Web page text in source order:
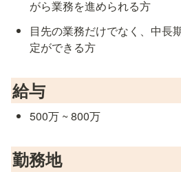
がら業務を進められる方
目先の業務だけでなく、中長
定ができる方
給与
500万 ~ 800万
勤務地